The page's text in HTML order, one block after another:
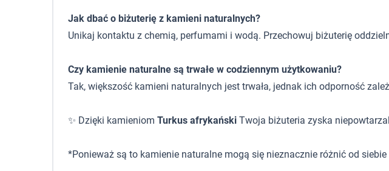
Jak dbać o biżuterię z kamieni naturalnych?
Unikaj kontaktu z chemią, perfumami i wodą. Przechowuj biżuterię
Czy kamienie naturalne są trwałe w codziennym użytkowaniu?
Tak, większość kamieni naturalnych jest trwała, jednak ich odporność
✨ Dzięki kamieniom Turkus afrykański Twoja biżuteria zyska
*Ponieważ są to kamienie naturalne mogą się nieznacznie różnić od